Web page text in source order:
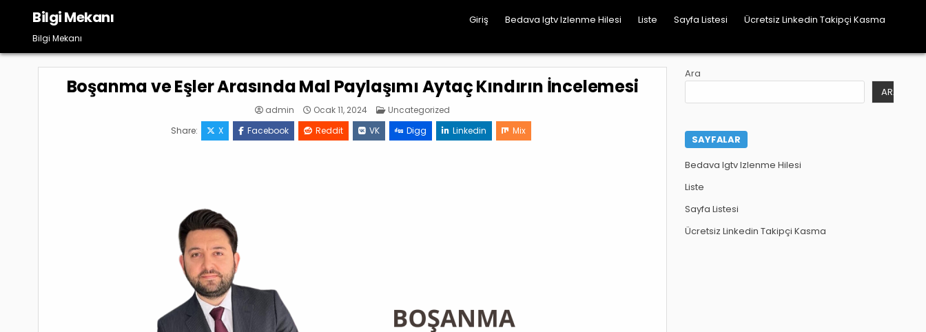
content
Bilgi Mekanı
Bilgi Mekanı
Giriş Bedava Igtv Izlenme Hilesi Liste Sayfa Listesi Ücretsiz Linkedin Takipçi Kasma
Boşanma ve Eşler Arasında Mal Paylaşımı Aytaç Kındırın İncelemesi
admin Ocak 11, 2024 Posted
Uncategorized
Share:
X Facebook Reddit VK Digg Linkedin Mix
Ara
ARA
SAYFALAR
Bedava Igtv Izlenme Hilesi
Liste
Sayfa Listesi
Ücretsiz Linkedin Takipçi Kasma